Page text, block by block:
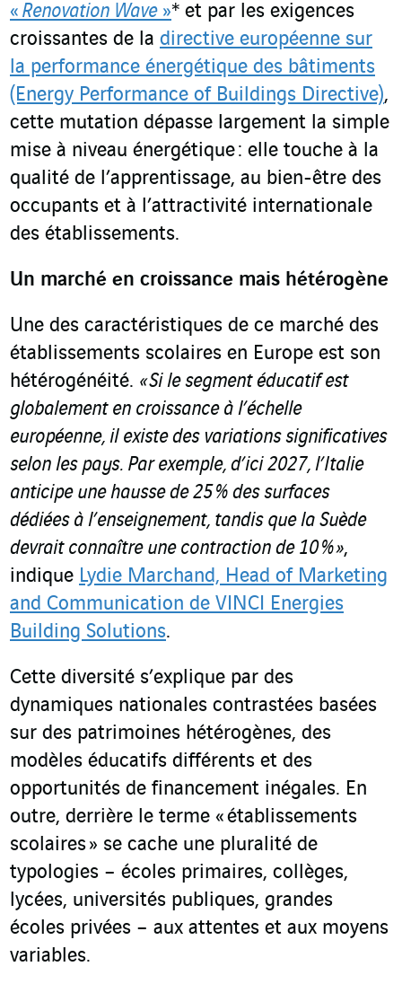
« Renovation Wave»* et par les exigences
croissantes de la directive européenne sur
la performance énergétique des bâtiments
(Energy Performance of Buildings Directive),
cette mutation dépasse largement la simple
mise à niveau énergétique : elle touche à la
qualité de l’apprentissage, au bien-être des
occupants et à l’attractivité internationale
des établissements.
Un marché en croissance mais hétérogène
Une des caractéristiques de ce marché des
établissements scolaires en Europe est son
hétérogénéité. « Si le segment éducatif est
globalement en croissance à l’échelle
européenne, il existe des variations significatives
selon les pays. Par exemple, d’ici 2027, l’Italie
anticipe une hausse de 25 % des surfaces
dédiées à l’enseignement, tandis que la Suède
devrait connaître une contraction de 10 % »,
indique Lydie Marchand, Head of Marketing
and Communication de VINCI Energies
Building Solutions.
Cette diversité s’explique par des
dynamiques nationales contrastées basées
sur des patrimoines hétérogènes, des
modèles éducatifs différents et des
opportunités de financement inégales. En
outre, derrière le terme « établissements
scolaires » se cache une pluralité de
typologies – écoles primaires, collèges,
lycées, universités publiques, grandes
écoles privées – aux attentes et aux moyens
variables.